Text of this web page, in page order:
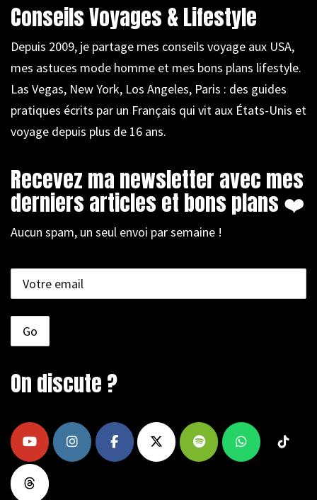
Conseils Voyages & Lifestyle
Depuis 2009, je partage mes conseils voyage aux USA,
mes astuces mode homme et mes bons plans lifestyle.
Las Vegas, New York, Los Angeles, Paris : des guides
pratiques écrits par un Français qui vit aux États-Unis et
voyage depuis plus de 16 ans.
Recevez ma newsletter avec mes
derniers articles et bons plans ❤️
Aucun spam, un seul envoi par semaine !
On discute ?